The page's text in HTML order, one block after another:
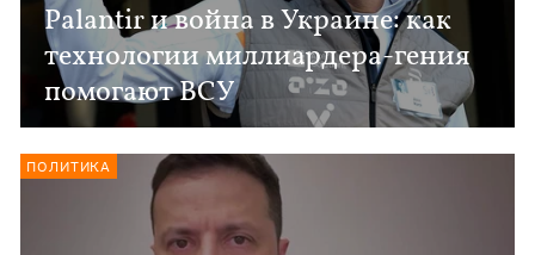
Palantir и война в Украине: как
технологии миллиардера-гения
помогают ВСУ
ПОЛИТИКА